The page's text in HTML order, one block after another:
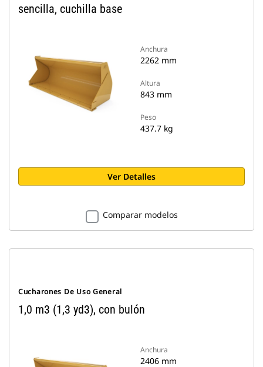
sencilla, cuchilla base
Anchura
2262 mm
Altura
843 mm
Peso
437.7 kg
Ver Detalles
Comparar modelos
Cucharones De Uso General
1,0 m3 (1,3 yd3), con bulón
Anchura
2406 mm